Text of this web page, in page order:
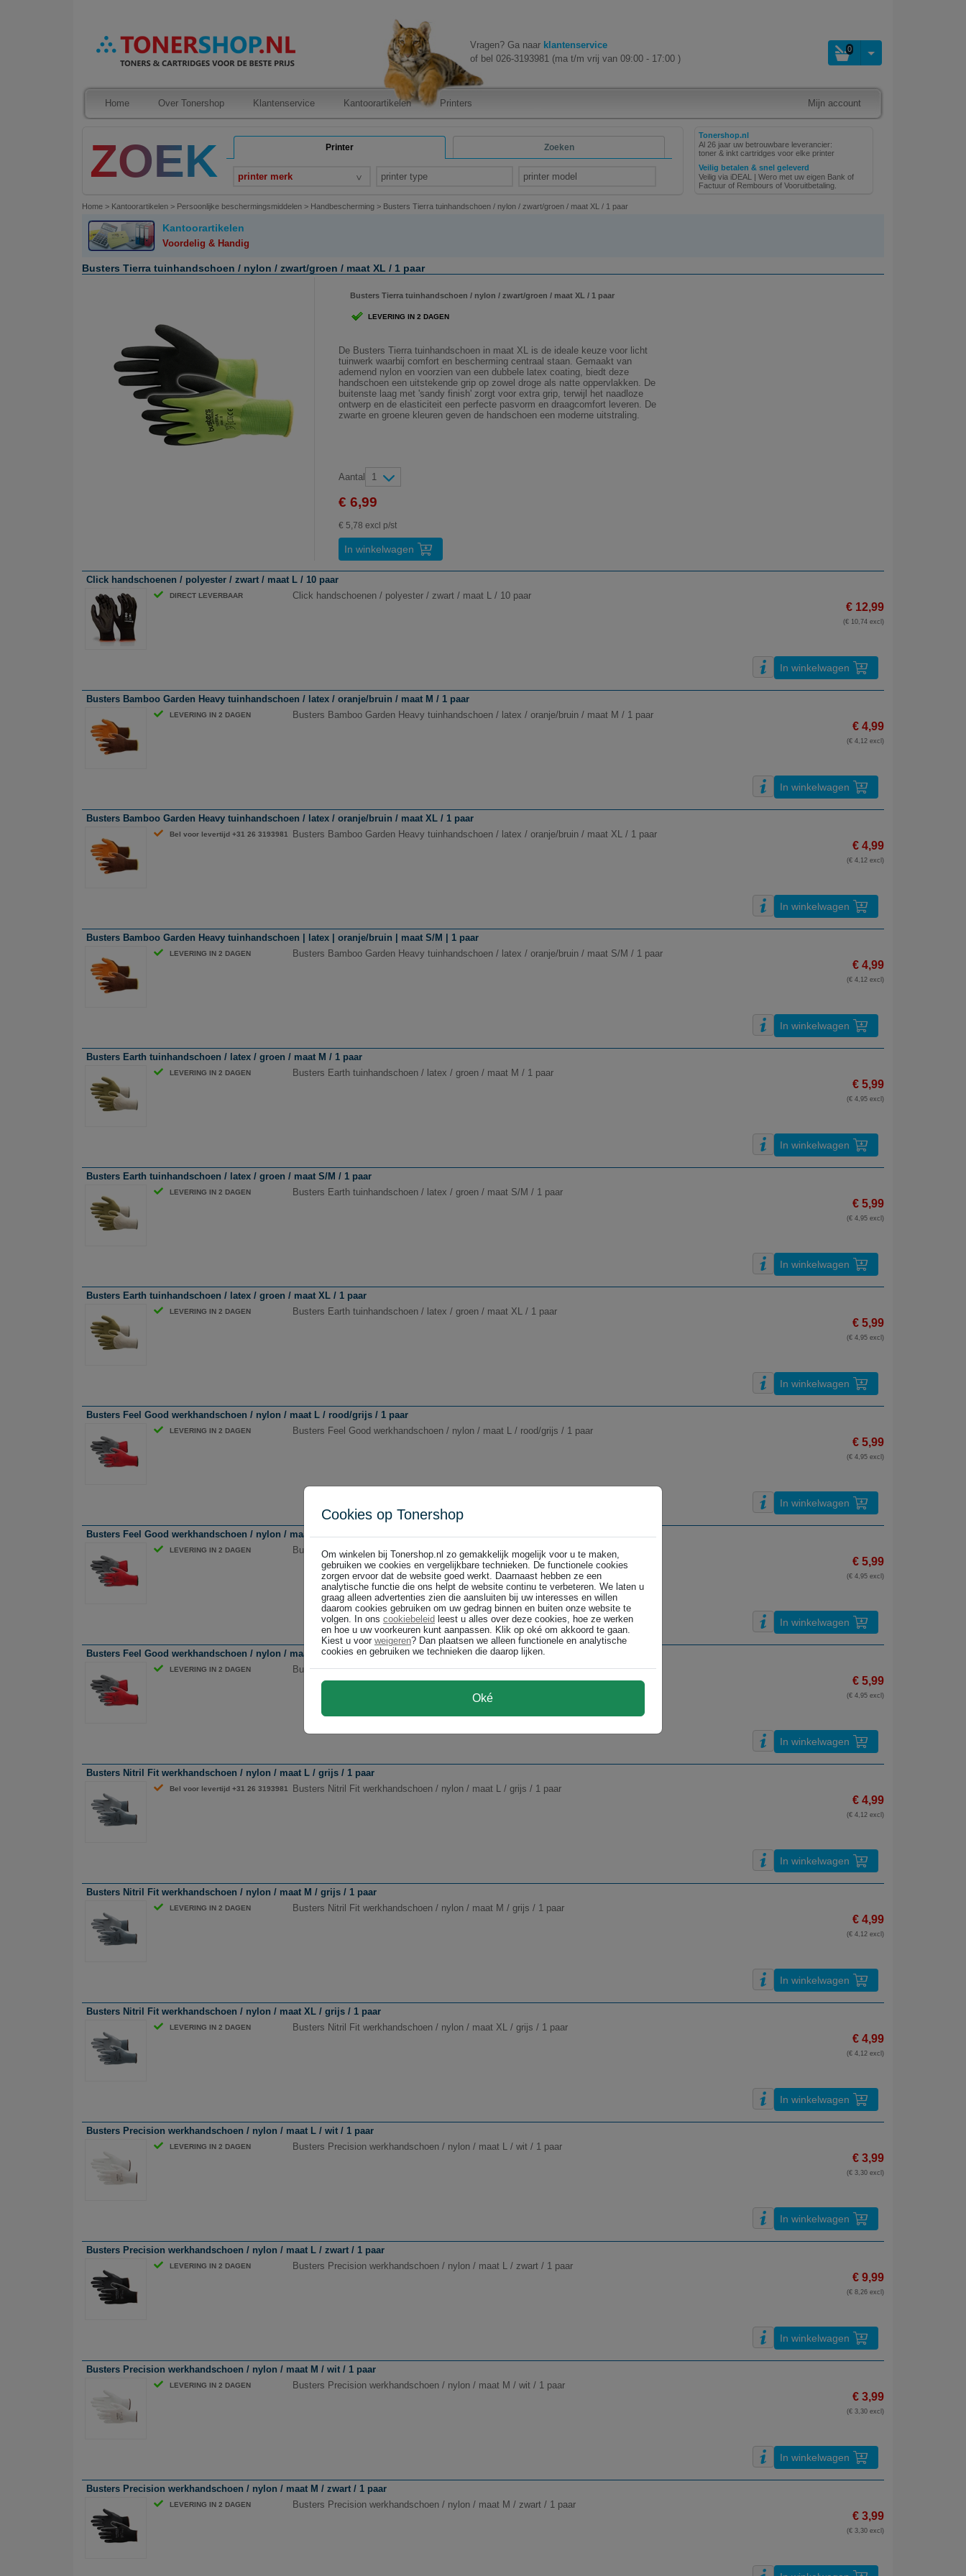
Vragen? Ga naar klantenservice
of bel 026-3193981 (ma t/m vrij van 09:00 - 17:00 )
0
Home Over Tonershop Klantenservice Kantoorartikelen Printers Mijn account
Printer Zoeken
printer merk printer type printer model
Tonershop.nl
Al 26 jaar uw betrouwbare leverancier:
toner & inkt cartridges voor elke printer
Veilig betalen & snel geleverd
Veilig via iDEAL | Wero met uw eigen Bank of
Factuur of Rembours of Vooruitbetaling.
Home > Kantoorartikelen > Persoonlijke beschermingsmiddelen > Handbescherming > Busters Tierra tuinhandschoen / nylon / zwart/groen / maat XL / 1 paar
Kantoorartikelen
Voordelig & Handig
Busters Tierra tuinhandschoen / nylon / zwart/groen / maat XL / 1 paar
Busters Tierra tuinhandschoen / nylon / zwart/groen / maat XL / 1 paar
LEVERING IN 2 DAGEN
De Busters Tierra tuinhandschoen in maat XL is de ideale keuze voor licht
tuinwerk waarbij comfort en bescherming centraal staan. Gemaakt van
ademend nylon en voorzien van een dubbele latex coating, biedt deze
handschoen een uitstekende grip op zowel droge als natte oppervlakken. De
buitenste laag met 'sandy finish' zorgt voor extra grip, terwijl het naadloze
ontwerp en de elasticiteit een perfecte pasvorm en draagcomfort leveren. De
zwarte en groene kleuren geven de handschoen een moderne uitstraling.
Aantal 1
€ 6,99
€ 5,78 excl p/st
In winkelwagen
Click handschoenen / polyester / zwart / maat L / 10 paar
DIRECT LEVERBAAR Click handschoenen / polyester / zwart / maat L / 10 paar
€ 12,99
(€ 10,74 excl)
In winkelwagen
Busters Bamboo Garden Heavy tuinhandschoen / latex / oranje/bruin / maat M / 1 paar
LEVERING IN 2 DAGEN Busters Bamboo Garden Heavy tuinhandschoen / latex / oranje/bruin / maat M / 1 paar
€ 4,99
(€ 4,12 excl)
In winkelwagen
Busters Bamboo Garden Heavy tuinhandschoen / latex / oranje/bruin / maat XL / 1 paar
Bel voor levertijd +31 26 3193981 Busters Bamboo Garden Heavy tuinhandschoen / latex / oranje/bruin / maat XL / 1 paar
€ 4,99
(€ 4,12 excl)
In winkelwagen
Busters Bamboo Garden Heavy tuinhandschoen | latex | oranje/bruin | maat S/M | 1 paar
LEVERING IN 2 DAGEN Busters Bamboo Garden Heavy tuinhandschoen / latex / oranje/bruin / maat S/M / 1 paar
€ 4,99
(€ 4,12 excl)
In winkelwagen
Busters Earth tuinhandschoen / latex / groen / maat M / 1 paar
LEVERING IN 2 DAGEN Busters Earth tuinhandschoen / latex / groen / maat M / 1 paar
€ 5,99
(€ 4,95 excl)
In winkelwagen
Busters Earth tuinhandschoen / latex / groen / maat S/M / 1 paar
LEVERING IN 2 DAGEN Busters Earth tuinhandschoen / latex / groen / maat S/M / 1 paar
€ 5,99
(€ 4,95 excl)
In winkelwagen
Busters Earth tuinhandschoen / latex / groen / maat XL / 1 paar
LEVERING IN 2 DAGEN Busters Earth tuinhandschoen / latex / groen / maat XL / 1 paar
€ 5,99
(€ 4,95 excl)
In winkelwagen
Busters Feel Good werkhandschoen / nylon / maat L / rood/grijs / 1 paar
LEVERING IN 2 DAGEN Busters Feel Good werkhandschoen / nylon / maat L / rood/grijs / 1 paar
€ 5,99
(€ 4,95 excl)
In winkelwagen
Busters Feel Good werkhandschoen / nylon / maat M / rood/grijs / 1 paar
LEVERING IN 2 DAGEN Busters Feel Good werkhandschoen / nylon / maat M / rood/grijs / 1 paar
€ 5,99
(€ 4,95 excl)
In winkelwagen
Busters Feel Good werkhandschoen / nylon / maat XL / rood/grijs / 1 paar
LEVERING IN 2 DAGEN Busters Feel Good werkhandschoen / nylon / maat XL / rood/grijs / 1 paar
€ 5,99
(€ 4,95 excl)
In winkelwagen
Busters Nitril Fit werkhandschoen / nylon / maat L / grijs / 1 paar
Bel voor levertijd +31 26 3193981 Busters Nitril Fit werkhandschoen / nylon / maat L / grijs / 1 paar
€ 4,99
(€ 4,12 excl)
In winkelwagen
Busters Nitril Fit werkhandschoen / nylon / maat M / grijs / 1 paar
LEVERING IN 2 DAGEN Busters Nitril Fit werkhandschoen / nylon / maat M / grijs / 1 paar
€ 4,99
(€ 4,12 excl)
In winkelwagen
Busters Nitril Fit werkhandschoen / nylon / maat XL / grijs / 1 paar
LEVERING IN 2 DAGEN Busters Nitril Fit werkhandschoen / nylon / maat XL / grijs / 1 paar
€ 4,99
(€ 4,12 excl)
In winkelwagen
Busters Precision werkhandschoen / nylon / maat L / wit / 1 paar
LEVERING IN 2 DAGEN Busters Precision werkhandschoen / nylon / maat L / wit / 1 paar
€ 3,99
(€ 3,30 excl)
In winkelwagen
Busters Precision werkhandschoen / nylon / maat L / zwart / 1 paar
LEVERING IN 2 DAGEN Busters Precision werkhandschoen / nylon / maat L / zwart / 1 paar
€ 9,99
(€ 8,26 excl)
In winkelwagen
Busters Precision werkhandschoen / nylon / maat M / wit / 1 paar
LEVERING IN 2 DAGEN Busters Precision werkhandschoen / nylon / maat M / wit / 1 paar
€ 3,99
(€ 3,30 excl)
In winkelwagen
Busters Precision werkhandschoen / nylon / maat M / zwart / 1 paar
LEVERING IN 2 DAGEN Busters Precision werkhandschoen / nylon / maat M / zwart / 1 paar
€ 3,99
(€ 3,30 excl)
Cookies op Tonershop
Om winkelen bij Tonershop.nl zo gemakkelijk mogelijk voor u te maken,
gebruiken we cookies en vergelijkbare technieken. De functionele cookies
zorgen ervoor dat de website goed werkt. Daarnaast hebben ze een
analytische functie die ons helpt de website continu te verbeteren. We laten u
graag alleen advertenties zien die aansluiten bij uw interesses en willen
daarom cookies gebruiken om uw gedrag binnen en buiten onze website te
volgen. In ons cookiebeleid leest u alles over deze cookies, hoe ze werken
en hoe u uw voorkeuren kunt aanpassen. Klik op oké om akkoord te gaan.
Kiest u voor weigeren? Dan plaatsen we alleen functionele en analytische
cookies en gebruiken we technieken die daarop lijken.
Oké